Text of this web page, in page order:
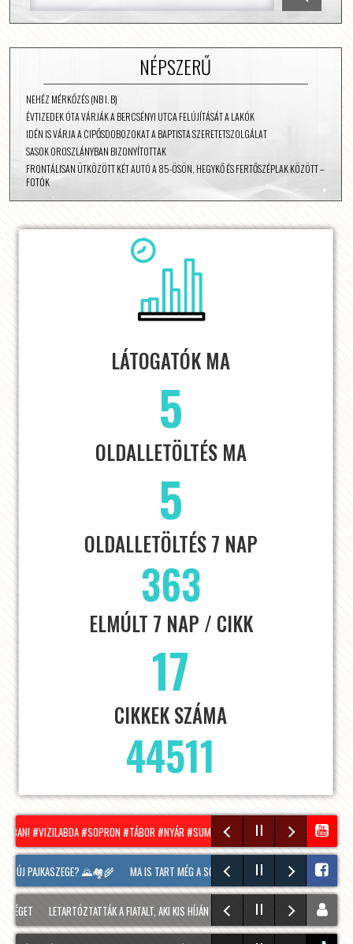
NÉPSZERŰ
NEHÉZ MÉRKŐZÉS (NB I. B)
ÉVTIZEDEK ÓTA VÁRJÁK A BERCSÉNYI UTCA FELÚJÍTÁSÁT A LAKÓK
IDÉN IS VÁRJA A CIPŐSDOBOZOKAT A BAPTISTA SZERETETSZOLGÁLAT
SASOK OROSZLÁNYBAN BIZONYÍTOTTAK
FRONTÁLISAN ÜTKÖZÖTT KÉT AUTÓ A 85-ÖSÖN, HEGYKŐ ÉS FERTŐSZÉPLAK KÖZÖTT –
FOTÓK
LÁTOGATÓK MA
5
OLDALLETÖLTÉS MA
5
OLDALLETÖLTÉS 7 NAP
363
ELMÚLT 7 NAP / CIKK
17
CIKKEK SZÁMA
44511
#VIZILABDA #SOPRON #TÁBOR #NYÁR #SUMMER HÍRADÓ – 2026.08.05. –
ÚJ PAJKASZEGE? 🌄🏘️🌾 MA IS TART MÉG A SOPRONI BORÜNNEP, 20 ÓRAKOR A
LETARTÓZTATTÁK A FIATALT, AKI KIS HÍJÁN MEGÖLT EGY 28 ÉVES FÉRFIT